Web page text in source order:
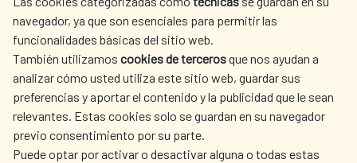
navegador, ya que son esenciales para permitir las
funcionalidades básicas del sitio web.
También utilizamos cookies de tercerosque nos ayudan a
analizar cómo usted utiliza este sitio web, guardar sus
preferencias y aportar el contenido y la publicidad que le sean
relevantes. Estas cookies solo se guardan en su navegador
previo consentimiento por su parte.
Puede optar por activar o desactivar alguna o todas estas
SPANISH HUMANITARIAN
ACTION
PRESS ROOM
CULTURE AND SCIENCE LIBRARY